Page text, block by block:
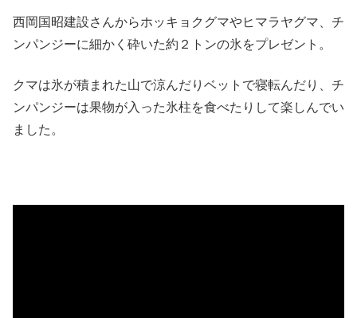
西岡国昭建設さんからホッキョクグマやヒマラヤグマ、チ
ンパンジーに細かく砕いた約２トンの氷をプレゼント。
クマは氷が積まれた山で涼んだりベットで寝転んだり、チ
ンパンジーは果物が入った氷柱を食べたりして楽しんでい
ました。